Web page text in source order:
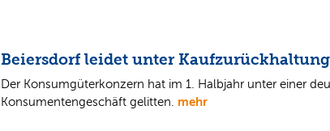
Beiersdorf leidet unter Kaufzurückhaltung
Der Konsumgüterkonzern hat im 1. Halbjahr unter einer
Konsumentengeschäft gelitten. mehr